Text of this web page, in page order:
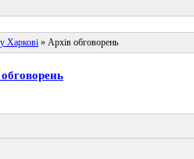
Харкові » Архів обговорень